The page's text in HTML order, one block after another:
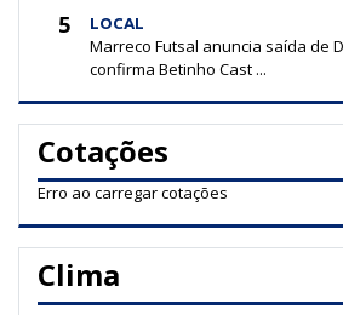
5 LOCAL
Marreco Futsal anuncia saída de
confirma Betinho Cast ...
Cotações
Erro ao carregar cotações
Clima